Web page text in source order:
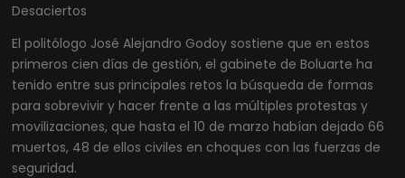
Desaciertos
El politólogo José Alejandro Godoy sostiene que en estos
primeros cien días de gestión, el gabinete de Boluarte ha
tenido entre sus principales retos la búsqueda de formas
para sobrevivir y hacer frente a las múltiples protestas y
movilizaciones, que hasta el 10 de marzo habían dejado 66
muertos, 48 de ellos civiles en choques con las fuerzas de
seguridad.